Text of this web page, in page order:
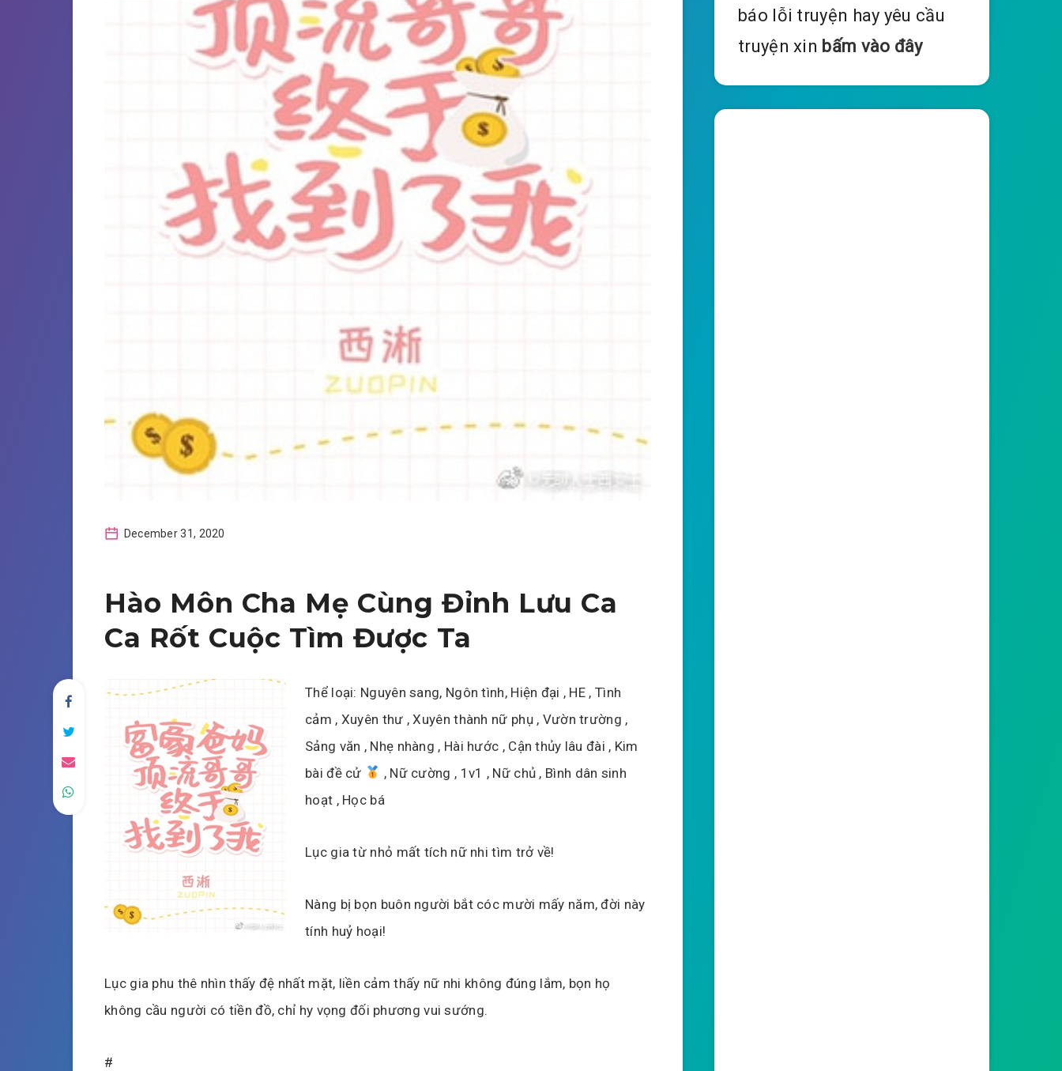
December 31, 2020
Hào Môn Cha Mẹ Cùng Đỉnh Lưu Ca
Ca Rốt Cuộc Tìm Được Ta
Thể loại: Nguyên sang, Ngôn tình, Hiện đại , HE , Tình
cảm , Xuyên thư , Xuyên thành nữ phụ , Vườn trường ,
Sảng văn , Nhẹ nhàng , Hài hước , Cận thủy lâu đài , Kim
bài đề cử
, Nữ cường , 1v1 , Nữ chủ , Bình dân sinh
hoạt , Học bá
Lục gia từ nhỏ mất tích nữ nhi tìm trở về!
Nàng bị bọn buôn người bắt cóc mười mấy năm, đời này
tính huỷ hoại!
Lục gia phu thê nhìn thấy đệ nhất mặt, liền cảm thấy nữ nhi không đúng lắm, bọn họ
không cầu người có tiền đồ, chỉ hy vọng đối phương vui sướng.
#
báo lỗi truyện hay yêu cầu
truyện xin bấm vào đây